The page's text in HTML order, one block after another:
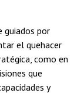
guiados por
el quehacer
como en
que
y